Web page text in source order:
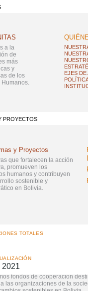
a la
de
más
y
de los
Humanos.
EJES
PROYECTOS
y Proyectos
que fortalecen la acción
promueven los
humanos y contribuyen
sostenible y
en Bolivia.
Apoyo
fondos de cooperación
las organizaciones de la
TOTALES
2021